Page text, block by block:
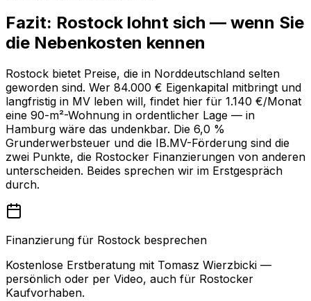
Fazit: Rostock lohnt sich — wenn Sie
die Nebenkosten kennen
Rostock bietet Preise, die in Norddeutschland selten
geworden sind. Wer 84.000 € Eigenkapital mitbringt und
langfristig in MV leben will, findet hier für 1.140 €/Monat
eine 90-m²-Wohnung in ordentlicher Lage — in
Hamburg wäre das undenkbar. Die 6,0 %
Grunderwerbsteuer und die IB.MV-Förderung sind die
zwei Punkte, die Rostocker Finanzierungen von anderen
unterscheiden. Beides sprechen wir im Erstgespräch
durch.
Finanzierung für Rostock besprechen
Kostenlose Erstberatung mit Tomasz Wierzbicki —
persönlich oder per Video, auch für Rostocker
Kaufvorhaben.